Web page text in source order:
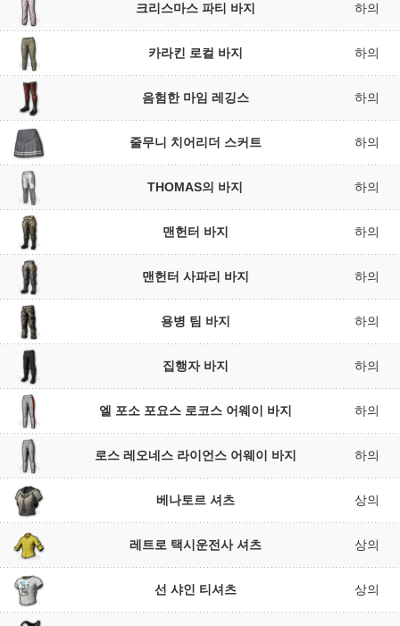
크리스마스 파티 바지 하의
카라킨 로컬 바지 하의
음험한 마임 레깅스 하의
줄무니 치어리더 스커트 하의
THOMAS의 바지 하의
맨헌터 바지 하의
맨헌터 사파리 바지 하의
용병 팀 바지 하의
집행자 바지 하의
엘 포소 포요스 로코스 어웨이 바지 하의
로스 레오네스 라이언스 어웨이 바지 하의
베나토르 셔츠 상의
레트로 택시운전사 셔츠 상의
선 샤인 티셔츠 상의